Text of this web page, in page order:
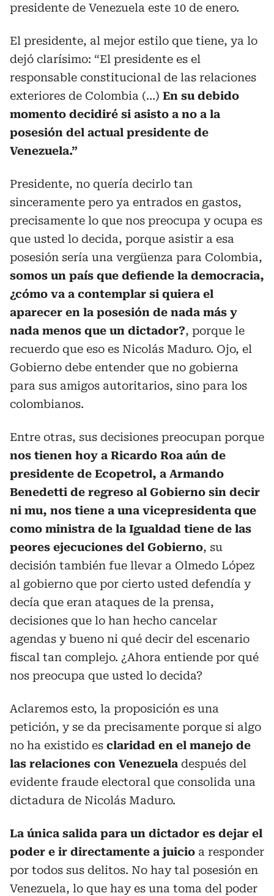
presidente de Venezuela este 10 de enero.
El presidente, al mejor estilo que tiene, ya lo
dejó clarísimo: “El presidente es el
responsable constitucional de las relaciones
exteriores de Colombia (…) En su debido
momento decidiré si asisto a no a la
posesión del actual presidente de
Venezuela.”
Presidente, no quería decirlo tan
sinceramente pero ya entrados en gastos,
precisamente lo que nos preocupa y ocupa es
que usted lo decida, porque asistir a esa
posesión sería una vergüenza para Colombia,
somos un país que defiende la democracia,
¿cómo va a contemplar si quiera el
aparecer en la posesión de nada más y
nada menos que un dictador?, porque le
recuerdo que eso es Nicolás Maduro. Ojo, el
Gobierno debe entender que no gobierna
para sus amigos autoritarios, sino para los
colombianos.
Entre otras, sus decisiones preocupan porque
nos tienen hoy a Ricardo Roa aún de
presidente de Ecopetrol, a Armando
Benedetti de regreso al Gobierno sin decir
ni mu, nos tiene a una vicepresidenta que
como ministra de la Igualdad tiene de las
peores ejecuciones del Gobierno, su
decisión también fue llevar a Olmedo López
al gobierno que por cierto usted defendía y
decía que eran ataques de la prensa,
decisiones que lo han hecho cancelar
agendas y bueno ni qué decir del escenario
fiscal tan complejo. ¿Ahora entiende por qué
nos preocupa que usted lo decida?
Aclaremos esto, la proposición es una
petición, y se da precisamente porque si algo
no ha existido es claridad en el manejo de
las relaciones con Venezuela después del
evidente fraude electoral que consolida una
dictadura de Nicolás Maduro.
La única salida para un dictador es dejar el
poder e ir directamente a juicio a responder
por todos sus delitos. No hay tal posesión en
Venezuela, lo que hay es una toma del poder